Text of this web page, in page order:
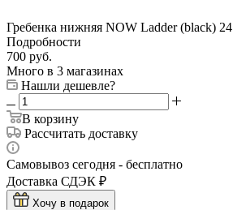
Гребенка нижняя NOW Ladder (black) 24
Подробности
700 руб.
Много в 3 магазинах
Нашли дешевле?
В корзину
Рассчитать доставку
Самовывоз сегодня - бесплатно
Доставка СДЭК ₽
Хочу в подарок